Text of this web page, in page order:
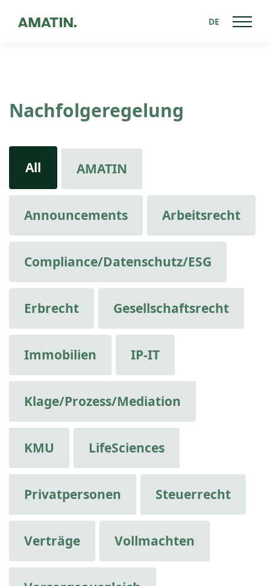
DE
Nachfolgeregelung
All AMATIN
Announcements Arbeitsrecht
Compliance/Datenschutz/ESG
Erbrecht Gesellschaftsrecht
Immobilien IP-IT
Klage/Prozess/Mediation
KMU LifeSciences
Privatpersonen Steuerrecht
Verträge Vollmachten